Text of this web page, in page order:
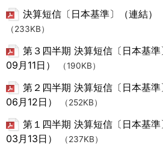
決算短信〔日本基準〕（連結）
（233KB）
第３四半期 決算短信〔日本基
09月11日）
（190KB）
第２四半期 決算短信〔日本基
06月12日）
（252KB）
第１四半期 決算短信〔日本基
03月13日）
（237KB）